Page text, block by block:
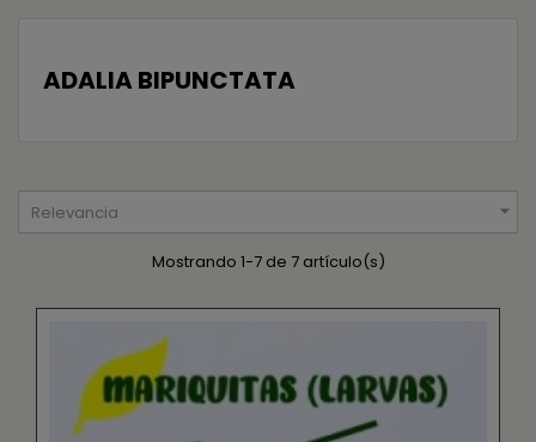
ADALIA BIPUNCTATA
Relevancia 
Mostrando 1-7 de 7 artículo(s)